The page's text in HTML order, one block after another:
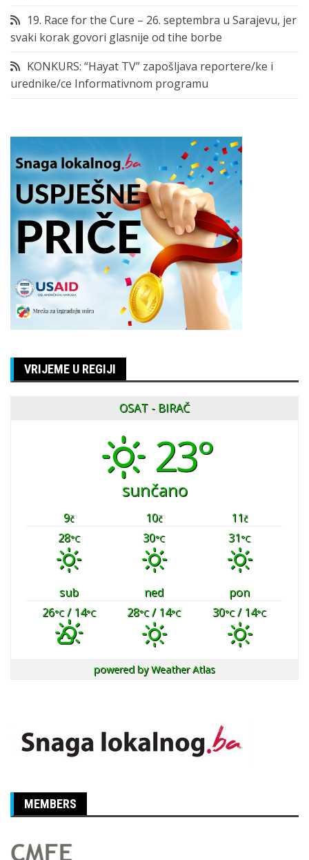
19. Race for the Cure – 26. septembra u Sarajevu, jer
svaki korak govori glasnije od tihe borbe
KONKURS: “Hayat TV” zapošljava reportere/ke i
urednike/ce Informativnom programu
VRIJEME U REGIJI
OSAT - BIRAČ
23°
sunčano
9č 10č 11č
28°C 30°C 31°C
sub ned
pon
26°C/ 14°C 28°C/ 14°C 30°C/ 14°C
powered byWeather Atlas
MEMBERS